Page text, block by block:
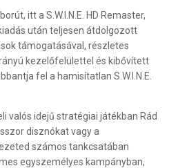
itt a S.W.I.N.E. HD Remaster,
után teljesen átdolgozott
támogatásával, részletes
kezelőfelülettel és kibővített
fel a hamisítatlan S.W.I.N.E.
valós idejű stratégiai játékban Rád
disznókat vagy a
számos tankcsatában
egyszemélyes kampányban,